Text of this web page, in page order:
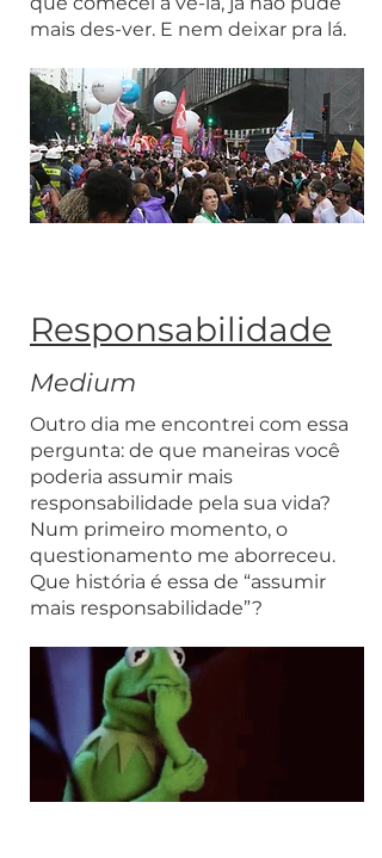
mais des-ver. E nem deixar pra lá.
Responsabilidade
Medium
Outro dia me encontrei com essa
pergunta: de que maneiras você
poderia assumir mais
responsabilidade pela sua vida?
Num primeiro momento, o
questionamento me aborreceu.
Que história é essa de “assumir
mais responsabilidade”?